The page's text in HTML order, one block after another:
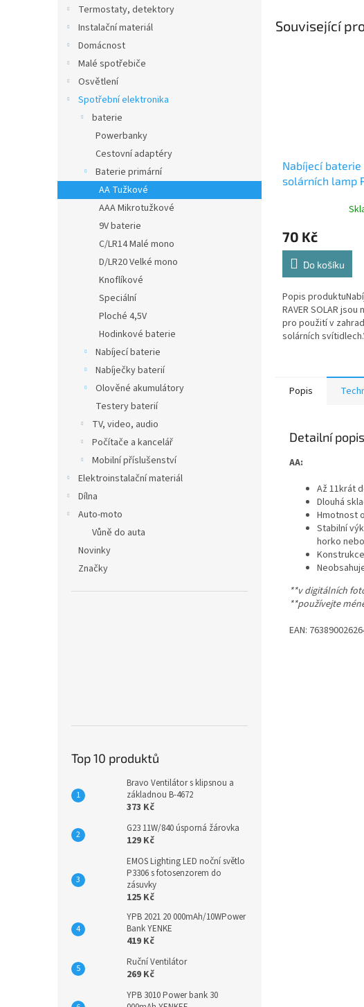
Termostaty, detektory
Instalační materiál
Domácnost
Malé spotřebiče
Osvětlení
Spotřební elektronika
baterie
Powerbanky
Cestovní adaptéry
Baterie primární
AA Tužkové
AAA Mikrotužkové
9V baterie
C/LR14 Malé mono
D/LR20 Velké mono
Knoflíkové
Speciální
Ploché 4,5V
Hodinkové baterie
Nabíjecí baterie
Nabíječky baterií
Olověné akumulátory
Testery baterií
TV, video, audio
Počítače a kancelář
Mobilní příslušenství
Elektroinstalační materiál
Dílna
Auto-moto
Vůně do auta
Novinky
Značky
Top 10 produktů
Bravo Ventilátor s klipsnou a
základnou B-4672
373 Kč
G23 11W/840 úsporná žárovka
129 Kč
EMOS Lighting LED noční světlo
P3306 s fotosenzorem do
zásuvky
125 Kč
YPB 2021 20 000mAh/10WPower
Bank YENKE
419 Kč
Ruční Ventilátor
269 Kč
YPB 3010 Power bank 30
Související
Nabíjecí baterie
solárních lamp
70 Kč
Do košíku
Popis
RAVER SOLAR jsou
pro použití v
solárních
Popis
Detailní
AA:
Až 11krát
Dlouhá
Hmotnost
Stabilní
horko
**v digitálních
**používejte
EAN: